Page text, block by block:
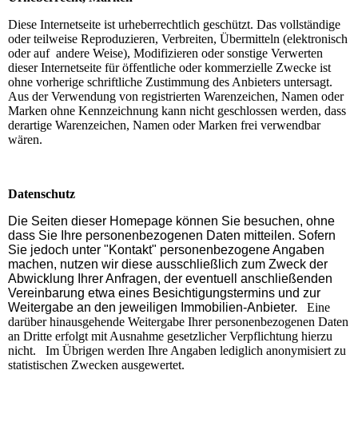
Diese Internetseite ist urheberrechtlich geschützt. Das vollständige
oder teilweise Reproduzieren, Verbreiten, Übermitteln (elektronisch
oder auf andere Weise), Modifizieren oder sonstige Verwerten
dieser Internetseite für öffentliche oder kommerzielle Zwecke ist
ohne vorherige schriftliche Zustimmung des Anbieters untersagt.
Aus der Verwendung von registrierten Warenzeichen, Namen oder
Marken ohne Kennzeichnung kann nicht geschlossen werden, dass
derartige Warenzeichen, Namen oder Marken frei verwendbar
wären.
Datenschutz
Die Seiten dieser Homepage können Sie besuchen, ohne
dass Sie Ihre personenbezogenen Daten mitteilen. Sofern
Sie jedoch unter "Kontakt" personenbezogene Angaben
machen, nutzen wir diese ausschließlich zum Zweck der
Abwicklung Ihrer Anfragen, der eventuell anschließenden
Vereinbarung etwa eines Besichtigungstermins und zur
Weitergabe an den jeweiligen Immobilien-Anbieter.
Eine
darüber hinausgehende Weitergabe Ihrer personenbezogenen Daten
an Dritte erfolgt mit Ausnahme gesetzlicher Verpflichtung hierzu
nicht.
Im Übrigen werden Ihre Angaben lediglich anonymisiert zu
statistischen Zwecken ausgewertet.